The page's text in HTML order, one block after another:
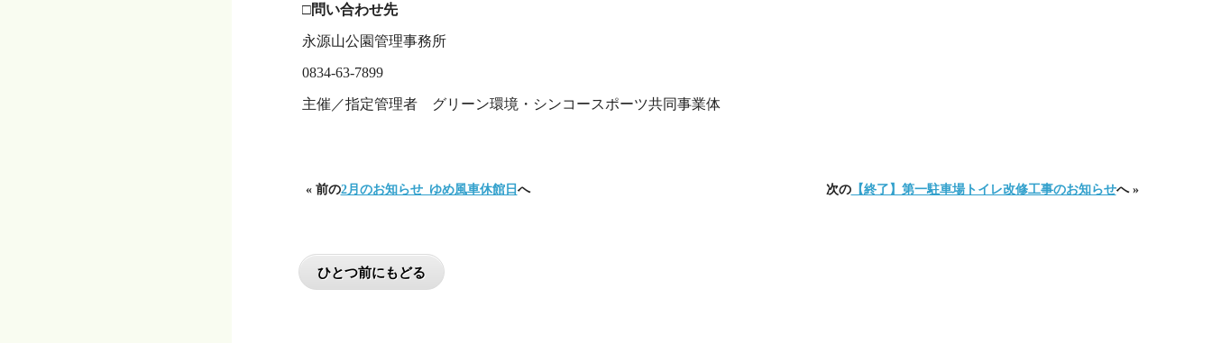
□問い合わせ先
永源山公園管理事務所
0834-63-7899
主催／指定管理者 グリーン環境・シンコースポーツ共同事業体
« 前の2月のお知らせ_ゆめ風車休館日へ 次の【終了】第一駐車場トイレ改修工事のお知らせへ »